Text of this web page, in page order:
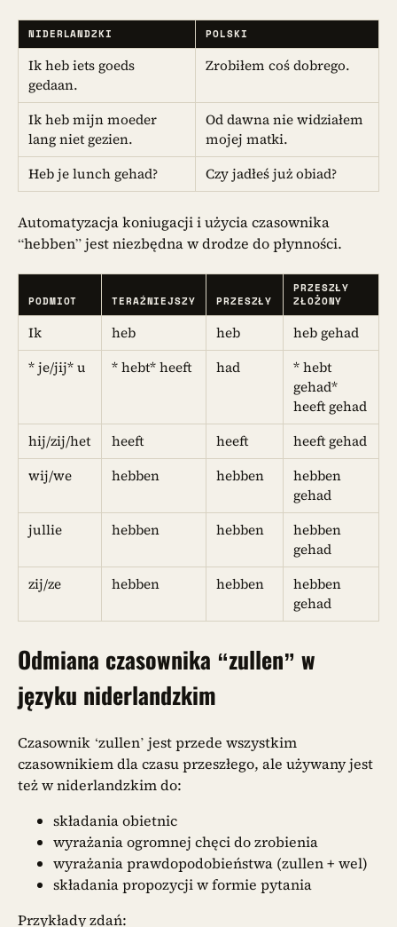
NIDERLANDZKI POLSKI
Ik heb iets goeds
gedaan.
Zrobiłem coś dobrego.
Ik heb mijn moeder
lang niet gezien.
Od dawna nie widziałem
mojej matki.
Heb je lunch gehad?
Czy jadłeś już obiad?
Automatyzacja koniugacji i użycia czasownika
“hebben” jest niezbędna w drodze do płynności.
PODMIOT TERAŹNIEJSZY PRZESZŁY
PRZESZŁY
ZŁOŻONY
Ik heb heb
heb gehad
* je/jij* u
* hebt* heeft had
* hebt
gehad*
heeft gehad
hij/zij/het
heeft heeft
heeft gehad
wij/we
hebben hebben
hebben
gehad
jullie
hebben hebben
hebben
gehad
zij/ze
hebben hebben
hebben
gehad
Odmiana czasownika “zullen” w
języku niderlandzkim
Czasownik ‘zullen’ jest przede wszystkim
czasownikiem dla czasu przeszłego, ale używany jest
też w niderlandzkim do:
składania obietnic
wyrażania ogromnej chęci do zrobienia
wyrażania prawdopodobieństwa (zullen + wel)
składania propozycji w formie pytania
Przykłady zdań: